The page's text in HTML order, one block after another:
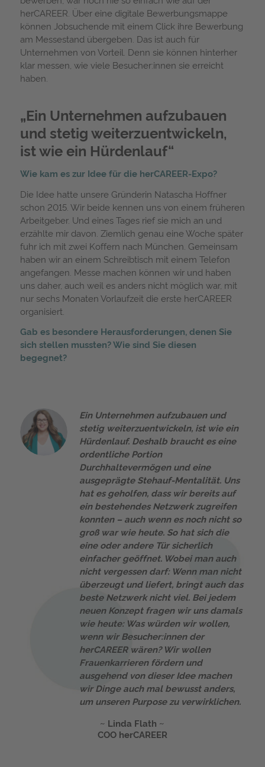
herCAREER. Über eine digitale Bewerbungsmappe
können Jobsuchende mit einem Click ihre Bewerbung
am Messestand übergeben. Das ist auch für
Unternehmen von Vorteil. Denn sie können hinterher
klar messen, wie viele Besucher:innen sie erreicht
haben.
„Ein Unternehmen aufzubauen
und stetig weiterzuentwickeln,
ist wie ein Hürdenlauf“
Wie kam es zur Idee für die herCAREER-Expo?
Die Idee hatte unsere Gründerin Natascha Hoffner
schon 2015. Wir beide kennen uns von einem früheren
Arbeitgeber. Und eines Tages rief sie mich an und
erzählte mir davon. Ziemlich genau eine Woche später
fuhr ich mit zwei Koffern nach München. Gemeinsam
haben wir an einem Schreibtisch mit einem Telefon
angefangen. Messe machen können wir und haben
uns daher, auch weil es anders nicht möglich war, mit
nur sechs Monaten Vorlaufzeit die erste herCAREER
organisiert.
Gab es besondere Herausforderungen, denen Sie
sich stellen mussten? Wie sind Sie diesen
begegnet?
Ein Unternehmen aufzubauen und
stetig weiterzuentwickeln, ist wie ein
Hürdenlauf. Deshalb braucht es eine
ordentliche Portion
Durchhaltevermögen und eine
ausgeprägte Stehauf-Mentalität. Uns
hat es geholfen, dass wir bereits auf
ein bestehendes Netzwerk zugreifen
konnten – auch wenn es noch nicht so
groß war wie heute. So hat sich die
eine oder andere Tür sicherlich
einfacher geöffnet. Wobei man auch
nicht vergessen darf: Wenn man nicht
überzeugt und liefert, bringt auch das
beste Netzwerk nicht viel. Bei jedem
neuen Konzept fragen wir uns damals
wie heute: Was würden wir wollen,
wenn wir Besucher:innen der
herCAREER wären? Wir wollen
Frauenkarrieren fördern und
ausgehend von dieser Idee machen
wir Dinge auch mal bewusst anders,
um unseren Purpose zu verwirklichen.
Linda Flath
COO herCAREER